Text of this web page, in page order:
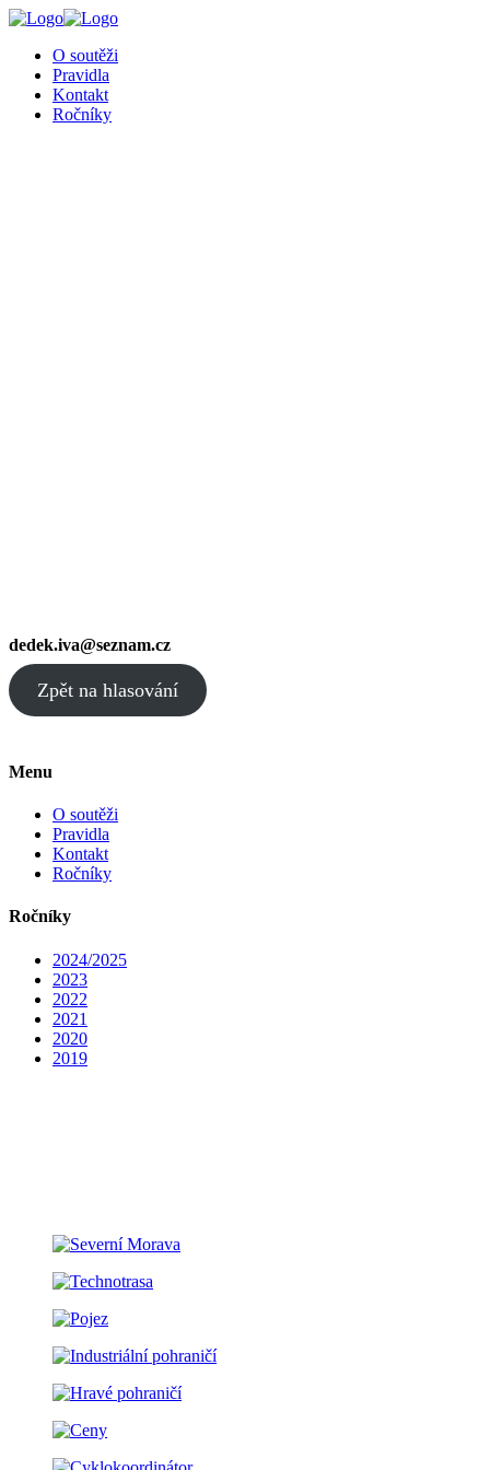
O soutěži
Pravidla
Kontakt
Ročníky
dedek.iva@seznam.cz
Zpět na hlasování
Menu
O soutěži
Pravidla
Kontakt
Ročníky
Ročníky
2024/2025
2023
2022
2021
2020
2019